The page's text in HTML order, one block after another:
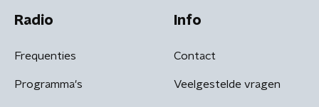
Radio
Frequenties
Programma's
Info
Contact
Veelgestelde vragen